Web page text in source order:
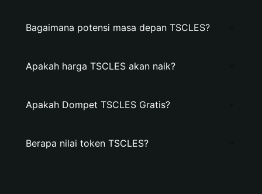
Bagaimana potensi masa depan TSCLES?
Apakah harga TSCLES akan naik?
Apakah Dompet TSCLES Gratis?
Berapa nilai token TSCLES?